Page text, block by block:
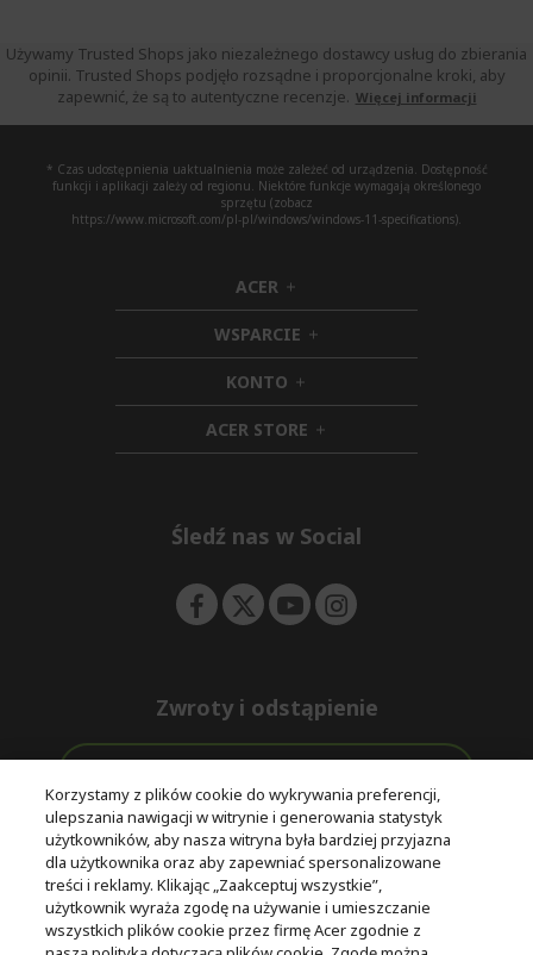
Używamy Trusted Shops jako niezależnego dostawcy usług do zbierania
opinii. Trusted Shops podjęło rozsądne i proporcjonalne kroki, aby
zapewnić, że są to autentyczne recenzje. Więcej informacji
* Czas udostępnienia uaktualnienia może zależeć od urządzenia. Dostępność
funkcji i aplikacji zależy od regionu. Niektóre funkcje wymagają określonego
sprzętu (zobacz
https://www.microsoft.com/pl-pl/windows/windows-11-specifications).
ACER h
i
d
d
e
n
WSPARCIE h
i
d
e
n
KONTO h
i
d
d
ACER STORE h
i
e
Śledź nas w Social
Zwroty i odstąpienie
Darmowa
ekspresowa
dostawa
Wsparcie
przed i po
zakupie
Bezpieczne
płatności
© 2025 Acer Inc.
Korzystamy z plików cookie do wykrywania preferencji,
ulepszania nawigacji w witrynie i generowania statystyk
użytkowników, aby nasza witryna była bardziej przyjazna
dla użytkownika oraz aby zapewniać spersonalizowane
treści i reklamy. Klikając „Zaakceptuj wszystkie”,
użytkownik wyraża zgodę na używanie i umieszczanie
wszystkich plików cookie przez firmę Acer zgodnie z